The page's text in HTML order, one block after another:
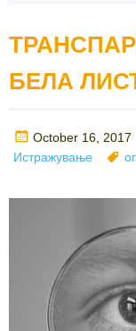
БЕЛА
Posted
on
October 16, 2017
Истражување